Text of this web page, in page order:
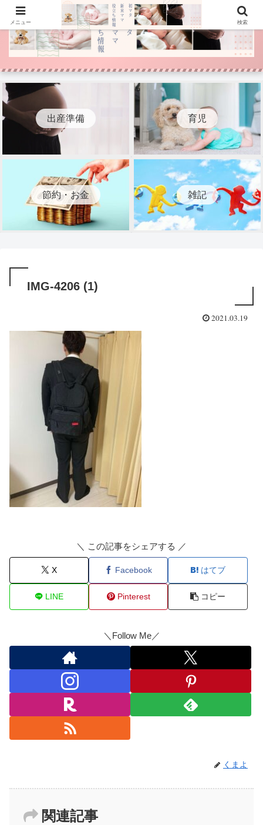
出産準備 育児
節約・お金 雑記
IMG-4206 (1)
2021.03.19
＼ この記事をシェアする ／
X Facebook はてブ
LINE Pinterest コピー
＼Follow Me／
くまよ
関連記事
メニュー 検索